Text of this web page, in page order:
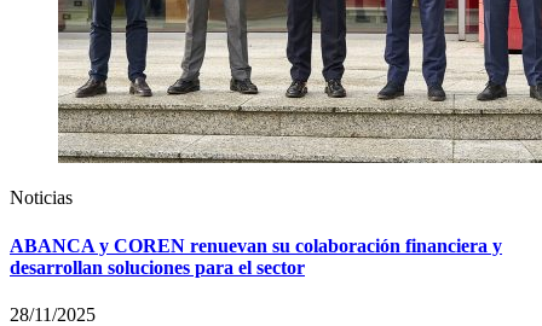
Noticias
ABANCA y COREN renuevan su colaboración financiera y
desarrollan soluciones para el sector
28/11/2025